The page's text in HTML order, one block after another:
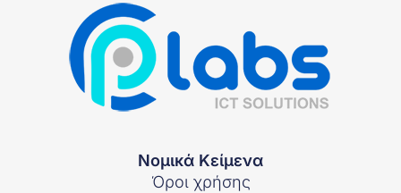
Νομικά Κείμενα
Όροι χρήσης